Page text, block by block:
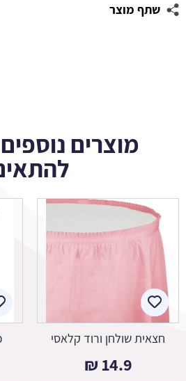
שתף מוצר
מוצרים
חצאית שולחן ורוד קלאסי
14.9
₪